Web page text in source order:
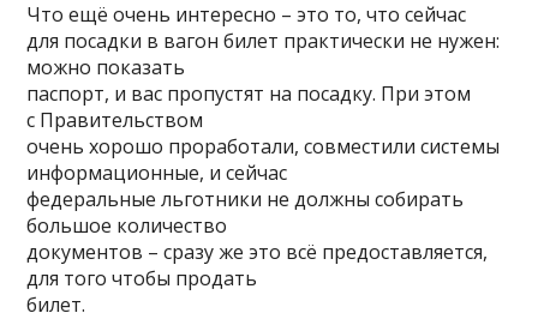
Что ещё очень интересно – это то, что сейчас
для посадки в вагон билет практически не нужен:
можно показать
паспорт, и вас пропустят на посадку. При этом
с Правительством
очень хорошо проработали, совместили системы
информационные, и сейчас
федеральные льготники не должны собирать
большое количество
документов – сразу же это всё предоставляется,
для того чтобы продать
билет.